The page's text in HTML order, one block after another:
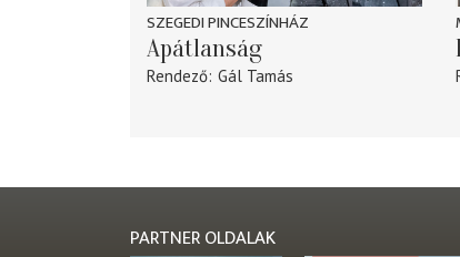
SZEGEDI PINCESZÍNHÁZ
Apátlanság
Rendező Gál Tamás
PARTNER OLDALAK